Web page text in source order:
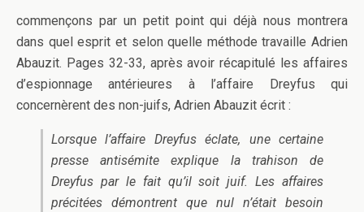
commençons par un petit point qui déjà nous montrera
dans quel esprit et selon quelle méthode travaille Adrien
Abauzit. Pages 32-33, après avoir récapitulé les affaires
d’espionnage antérieures à l’affaire Dreyfus qui
concernèrent des non-juifs, Adrien Abauzit écrit :
Lorsque l’affaire Dreyfus éclate, une certaine
presse antisémite explique la trahison de
Dreyfus par le fait qu’il soit juif. Les affaires
précitées démontrent que nul n’était besoin